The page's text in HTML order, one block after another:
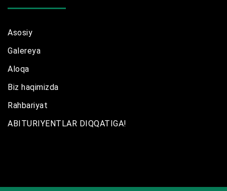
Asosiy
Galereya
Aloqa
Biz haqimizda
Rahbariyat
ABITURIYENTLAR DIQQATIGA!